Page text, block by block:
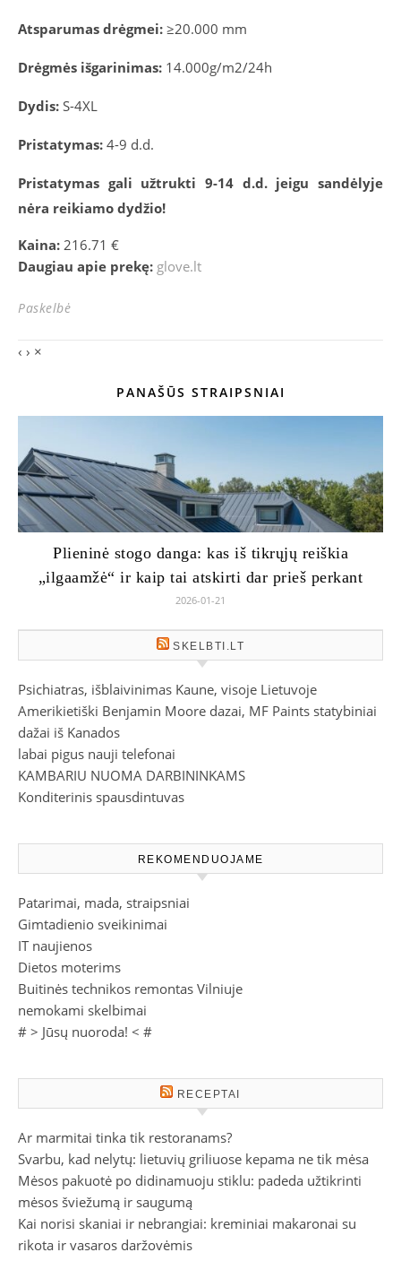
Atsparumas drėgmei: ≥20.000 mm
Drėgmės išgarinimas: 14.000g/m2/24h
Dydis: S-4XL
Pristatymas: 4-9 d.d.
Pristatymas gali užtrukti 9-14 d.d. jeigu sandėlyje
nėra reikiamo dydžio!
Kaina: 216.71 €
Daugiau apie prekę: glove.lt
Paskelbė
‹ › ×
PANAŠŪS STRAIPSNIAI
Plieninė stogo danga: kas iš tikrųjų reiškia
„ilgaamžė“ ir kaip tai atskirti dar prieš perkant
2026-01-21
SKELBTI.LT
Psichiatras, išblaivinimas Kaune, visoje Lietuvoje
Amerikietiški Benjamin Moore dazai, MF Paints statybiniai
dažai iš Kanados
labai pigus nauji telefonai
KAMBARIU NUOMA DARBININKAMS
Konditerinis spausdintuvas
REKOMENDUOJAME
Patarimai, mada, straipsniai
Gimtadienio sveikinimai
IT naujienos
Dietos moterims
Buitinės technikos remontas Vilniuje
nemokami skelbimai
# > Jūsų nuoroda! < #
RECEPTAI
Ar marmitai tinka tik restoranams?
Svarbu, kad nelytų: lietuvių griliuose kepama ne tik mėsa
Mėsos pakuotė po didinamuoju stiklu: padeda užtikrinti
mėsos šviežumą ir saugumą
Kai norisi skaniai ir nebrangiai: kreminiai makaronai su
rikota ir vasaros daržovėmis